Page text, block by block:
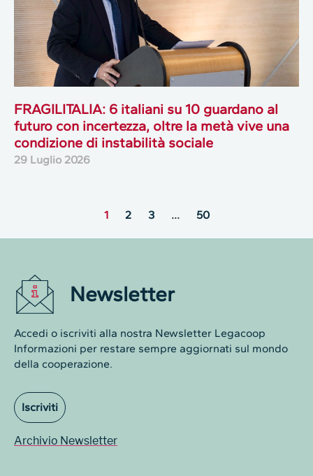
FRAGILITALIA: 6 italiani su 10 guardano al
futuro con incertezza, oltre la metà vive una
condizione di instabilità sociale
29 Luglio 2026
1 2 3 … 50
Newsletter
Accedi o iscriviti alla nostra Newsletter Legacoop
Informazioni per restare sempre aggiornati sul mondo
della cooperazione.
Iscriviti
Archivio Newsletter